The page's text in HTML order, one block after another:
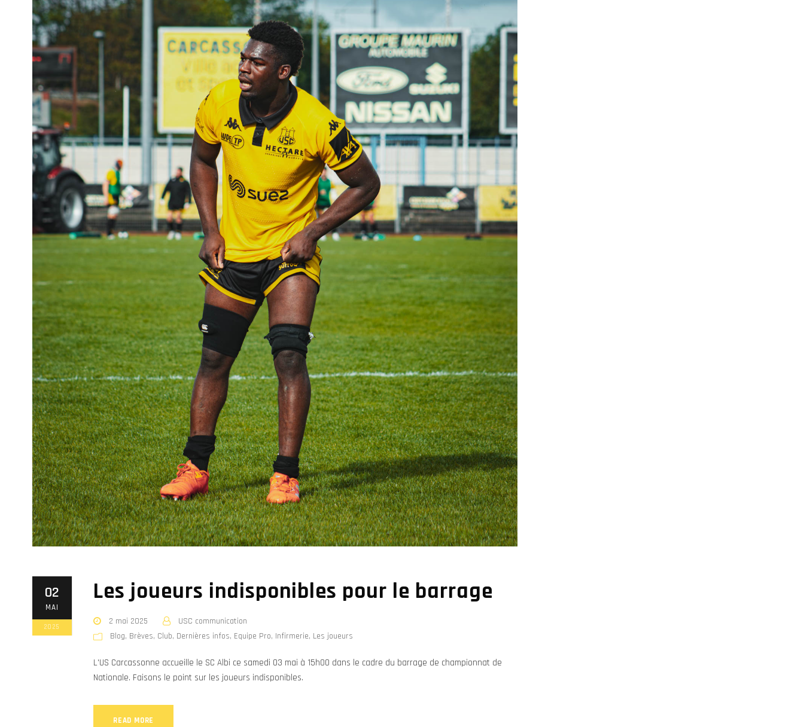
02
MAI
2025
Les joueurs indisponibles pour le barrage
2 mai 2025
USC communication
Blog, Brèves, Club, Dernières infos, Equipe Pro, Infirmerie, Les joueurs
L'US Carcassonne accueille le SC Albi ce samedi 03 mai à 15h00 dans le cadre du barrage de championnat de
Nationale. Faisons le point sur les joueurs indisponibles.
READ MORE